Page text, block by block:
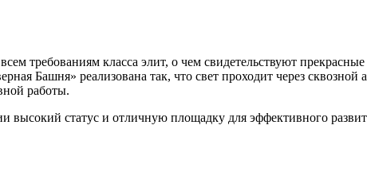
требованиям класса элит, о чем свидетельствуют
Башня» реализована так, что свет проходит через
работы.
статус и отличную площадку для эффективного